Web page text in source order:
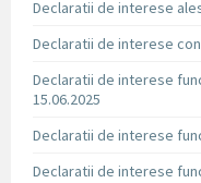
Declaratii de interese
Declaratii de interese
Declaratii de interese
15.06.2025
Declaratii de interese
Declaratii de interese